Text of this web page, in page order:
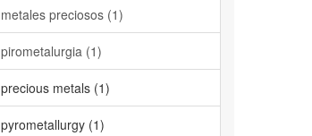
metales preciosos (1)
pirometalurgia (1)
precious metals (1)
pyrometallurgy (1)